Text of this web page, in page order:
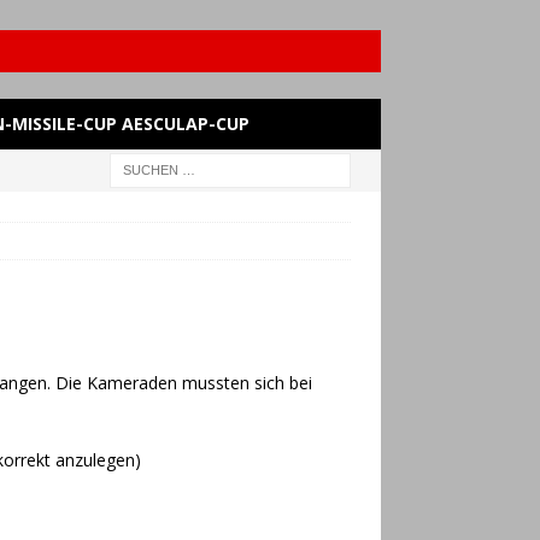
MISSILE-CUP AESCULAP-CUP
Die Kameraden mussten sich bei
anzulegen)